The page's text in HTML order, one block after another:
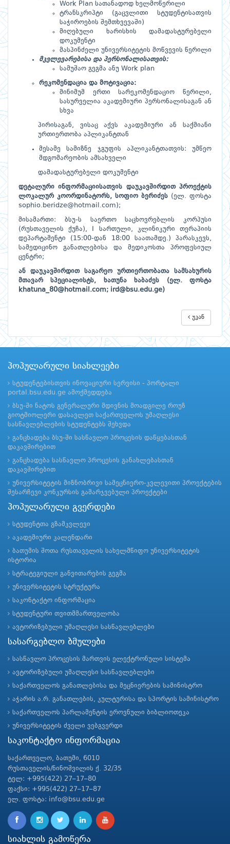
Work Plan სათანადოდ ხელმოწერილი
ტრანსკრიპტი (გაცვლითი სტუდენტისათვის
საჭიროების შემთხვევაში)
მიღებული ხარისხის დამადასტურებელი
დოკუმენტი
მასპინძელი უნივერსიტეტის მოწვევის წერილი
მკვლევარებისა და პერსონალისათვის:
სამუშაო გეგმა ანუ Work plan
რეკომენდაცია და მოტივაცია:
მინიმუმ ერთი სარეკომენდაციო წერილი,
სასურველია აკადემიური პერსონალისაგან ან
სხვა
პირისაგან, ვისაც აქვს აკადემიური ან საქმიანი
ურთიერთობა აპლიკანტთან
მესამე სამიზნე ჯგუფის აპლიკანტთათვის: უმწეო
მდგომარეობის ამსახველი
დამადასტურებელი დოკუმენტი
დეტალური ინფორმაციისათვის დაუკავშირდით პროექტის
ლოკალურ კოორდინატორს, სოფიო ბერიძეს (ელ. ფოსტა
sophio.beridze@hotmail.com );
მისამართი: ბსუ-ს საერთო საცხოვრებლის კორპუსი
(რუსთაველის ქუჩა), I სართული, კლინიკური თერაპიის
დეპარტამენტი (15:00-დან 18:00 საათამდე.) პარასკევს,
სამედიცინო განათლებისა და მედიკოსთა პროფესიულ
ცენტრი;
ან დაუკავშირდით საგარეო ურთიერთობათა სამსახურის
მთავარ სპეციალისტს, ხათუნა ხაბაძეს (ელ. ფოსტა
khatuna_80@hotmail.com; ird@bsu.edu.ge)
უკან
პოპულარული სიახლეები
სტუდენტებისთვის ინოვაციური სერვისი - პორტალი
portal.bsu.edu.ge ამოქმედდება
ბსუ-ში ნატოს გენერალური მდივნის მოადგილე როუზ
გიოტმიოლერი დასავლეთ საქართველოს უმაღლესი
სასწავლებლების სტუდენტებს შეხვდა
განცხადება ბსუ-ში სასწავლო პროცესის დაწყებასთან
დაკავშირებით
განცხადება სასწავლო პროცესის განახლებასთან
დაკავშირებით
უნივერსიტეტის მიზნობრივი სამეცნიერო-კვლევითი პროექტების
შესარჩევი კონკურსის გამარჯვებული პროექტები
პოპულარული გვერდები
სტუდენტთა გზამკვლევი
აკადემიური კალენდარი
ბათუმის შოთა რუსთაველის სახელმწიფო უნივერსიტეტის
ისტორია
სტრატეგიული განვითარების გეგმა
უნივერსიტეტის სტრუქტურა
საკონტაქტო ინფორმაცია
სტუდენტური თვითმმართველობა
ავტორიზებული უმაღლესი სასწავლებლები
სასარგებლო ბმულები
სასწავლო პროცესის მართვის ელექტრონული სისტემა
ავტორიზებული უმაღლესი სასწავლებლები
საქართველოს განათლებისა და მეცნიერების სამინისტრო
აჭარის ა.რ. განათლების, კულტურისა და სპორტის სამინისტრო
საქართველოს პარლამენტის ეროვნული ბიბლიოთეკა
უნივერსიტეტის ძველი ვებგვერდი
საკონტაქტო ინფორმაცია
საქართველო, ბათუმი, 6010
რუსთაველის/ნინოშვილის ქ. 32/35
ტელ: +995(422) 27–17–80
ფაქსი: +995(422) 27–17–87
ელ. ფოსტა: info@bsu.edu.ge
სიახლის გამოწერა